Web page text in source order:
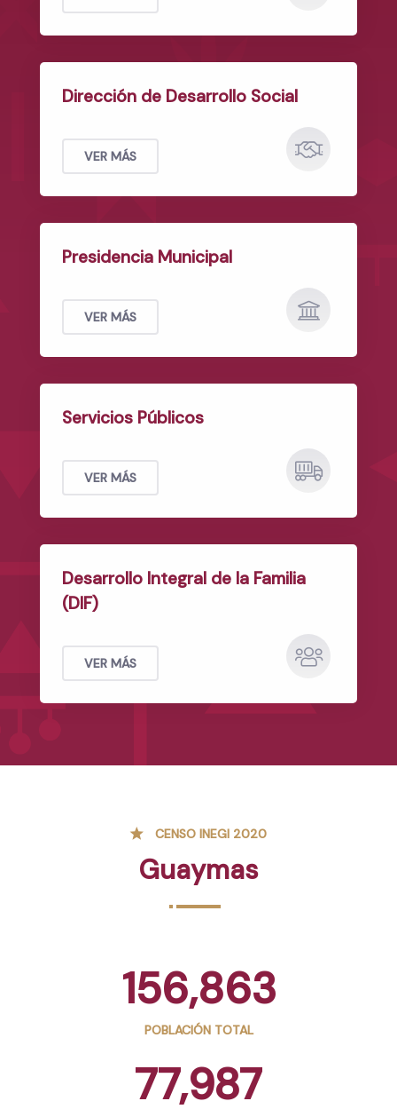
Dirección de Desarrollo Social
VER MÁS
Presidencia Municipal
VER MÁS
Servicios Públicos
VER MÁS
Desarrollo Integral de la Familia
(DIF)
VER MÁS
CENSO INEGI 2020
Guaymas
156,863
POBLACIÓN TOTAL
77,987